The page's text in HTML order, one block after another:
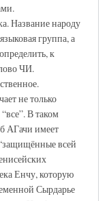
Название народу
группа, а
к
ЧИ.
не только
В таком
АГачи имеет
всей
Енчу, которую
Сырдарье